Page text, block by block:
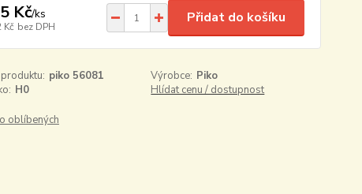
Kč/ks
Kč bez DPH
Přidat do košíku
piko 56081 Výrobce: Piko
H0 Hlídat cenu / dostupnost
oblíbených